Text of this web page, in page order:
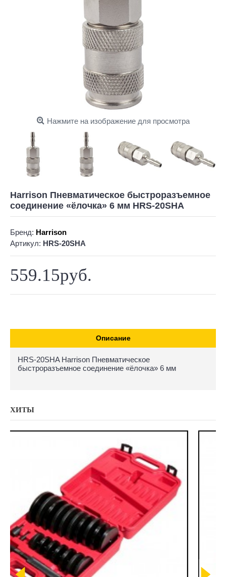
Нажмите на изображение для просмотра
Harrison Пневматическое быстроразъемное
соединение «ёлочка» 6 мм HRS-20SHA
Бренд: Harrison
Артикул: HRS-20SHA
559.15руб.
Описание
HRS-20SHA Harrison Пневматическое
быстроразъемное соединение «ёлочка» 6 мм
ХИТЫ